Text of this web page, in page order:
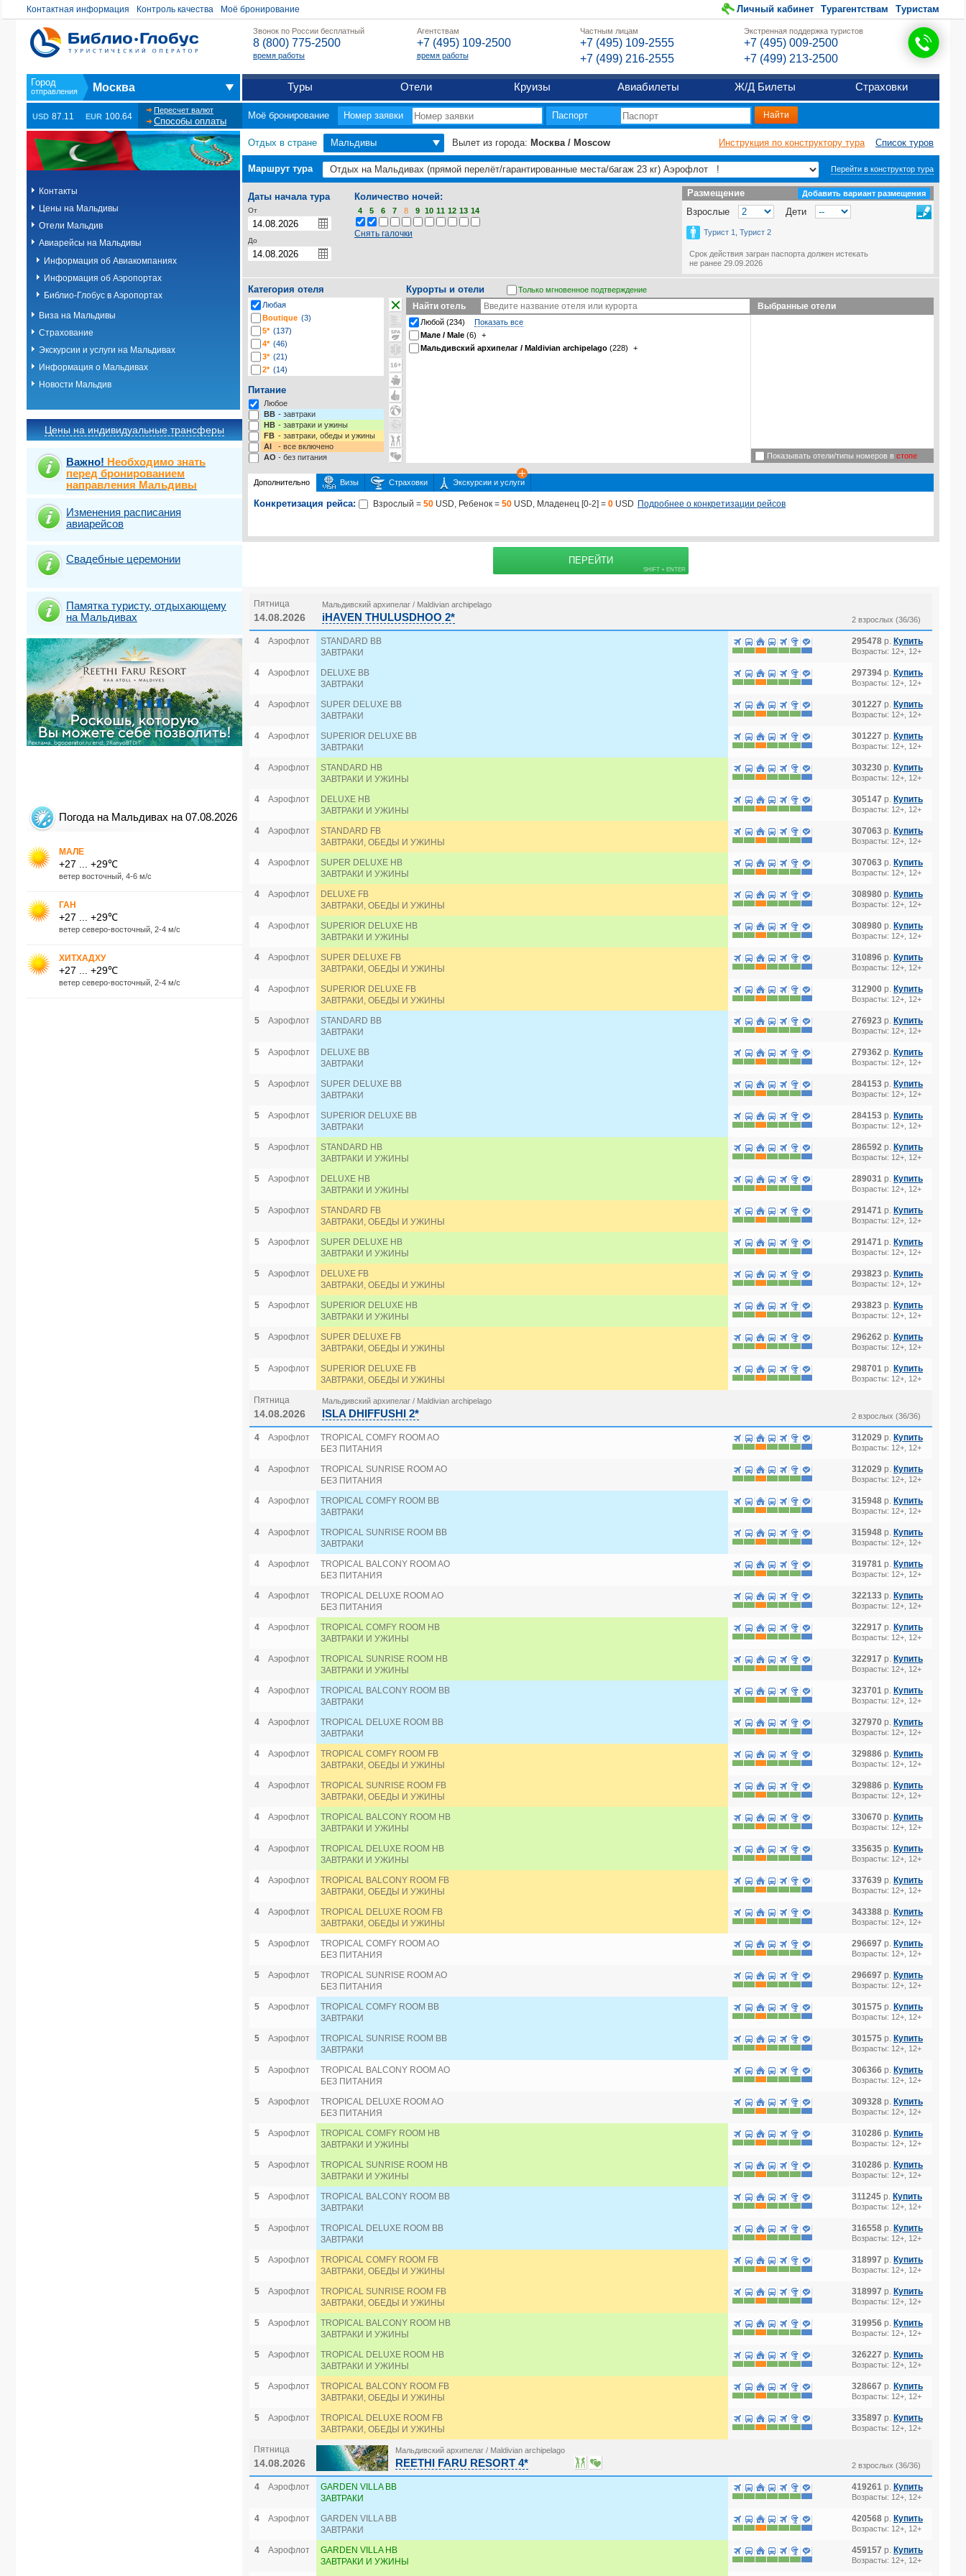
Контактная информация Контроль качества Моё бронирование Личный кабинет Турагентствам Туристам
Звонок по России бесплатный
8 (800) 775-2500
время работы
Агентствам
+7 (495) 109-2500
время работы
Частным лицам
+7 (495) 109-2555
+7 (499) 216-2555
Экстренная поддержка туристов
+7 (495) 009-2500
+7 (499) 213-2500
Москва Туры Отели Круизы Авиабилеты Ж/Д Билеты Страховки
USD 87.11 EUR 100.64
Пересчет валют
Способы оплаты
Моё бронирование Номер заявки Паспорт
Контакты
Цены на Мальдивы
Отели Мальдив
Авиарейсы на Мальдивы
Информация об Авиакомпаниях
Информация об Аэропортах
Библио-Глобус в Аэропортах
Виза на Мальдивы
Страхование
Экскурсии и услуги на Мальдивах
Информация о Мальдивах
Новости Мальдив
Цены на индивидуальные трансферы
Важно! Необходимо знать
перед бронированием
направления Мальдивы
Изменения расписания
авиарейсов
Свадебные церемонии
Памятка туристу, отдыхающему
на Мальдивах
Погода на Мальдивах на 07.08.2026
МАЛЕ
+27 ... +29℃
ветер восточный, 4-6 м/с
ГАН
+27 ... +29℃
ветер северо-восточный, 2-4 м/с
ХИТХАДХУ
+27 ... +29℃
ветер северо-восточный, 2-4 м/с
Отдых в стране Мальдивы Вылет из города: Москва / Moscow Инструкция по конструктору тура Список туров
Маршрут тура Перейти в конструктор тура
Даты начала тура
От
До
Размещение
Размещение Добавить вариант размещения
Взрослые Дети
Турист 1, Турист 2
Срок действия загран паспорта должен истекать
не ранее 29.09.2026
Количество ночей:
4 5 6 7 8 9 10 11 12 13 14
Снять галочки
Категория отеля
Любая
Boutique (3)
5* (137)
4* (46)
3* (21)
2* (14)
Питание
Любое
BB - завтраки
HB - завтраки и ужины
FB - завтраки, обеды и ужины
AI
- все включено
AO - без питания
Только мгновенное подтверждение
Показывать отели/типы номеров в стопе
Выбранные отели
Курорты и отели
Найти отель
Любой (234)
Показать все
Мале / Male (6)
+
Мальдивский архипелаг / Maldivian archipelago (228) +
Дополнительно Визы Страховки Экскурсии и услуги
Конкретизация рейса: Взрослый = 50 USD, Ребенок = 50 USD, Младенец [0-2] = 0 USD Подробнее о конкретизации рейсов
ПЕРЕЙТИ
Пятница
14.08.2026
Мальдивский архипелаг / Maldivian archipelago
iHAVEN THULUSDHOO 2* 2 взрослых (36/36)
4 Аэрофлот
STANDARD BB
ЗАВТРАКИ
295478 р. Купить
Возрасты: 12+, 12+
4 Аэрофлот
DELUXE BB
ЗАВТРАКИ
297394 р. Купить
Возрасты: 12+, 12+
4 Аэрофлот
SUPER DELUXE BB
ЗАВТРАКИ
301227 р. Купить
Возрасты: 12+, 12+
4 Аэрофлот
SUPERIOR DELUXE BB
ЗАВТРАКИ
301227 р. Купить
Возрасты: 12+, 12+
4 Аэрофлот
STANDARD HB
ЗАВТРАКИ И УЖИНЫ
303230 р. Купить
Возрасты: 12+, 12+
4 Аэрофлот
DELUXE HB
ЗАВТРАКИ И УЖИНЫ
305147 р. Купить
Возрасты: 12+, 12+
4 Аэрофлот
STANDARD FB
ЗАВТРАКИ, ОБЕДЫ И УЖИНЫ
307063 р. Купить
Возрасты: 12+, 12+
4 Аэрофлот
SUPER DELUXE HB
ЗАВТРАКИ И УЖИНЫ
307063 р. Купить
Возрасты: 12+, 12+
4 Аэрофлот
DELUXE FB
ЗАВТРАКИ, ОБЕДЫ И УЖИНЫ
308980 р. Купить
Возрасты: 12+, 12+
4 Аэрофлот
SUPERIOR DELUXE HB
ЗАВТРАКИ И УЖИНЫ
308980 р. Купить
Возрасты: 12+, 12+
4 Аэрофлот
SUPER DELUXE FB
ЗАВТРАКИ, ОБЕДЫ И УЖИНЫ
310896 р. Купить
Возрасты: 12+, 12+
4 Аэрофлот
SUPERIOR DELUXE FB
ЗАВТРАКИ, ОБЕДЫ И УЖИНЫ
312900 р. Купить
Возрасты: 12+, 12+
5 Аэрофлот
STANDARD BB
ЗАВТРАКИ
276923 р. Купить
Возрасты: 12+, 12+
5 Аэрофлот
DELUXE BB
ЗАВТРАКИ
279362 р. Купить
Возрасты: 12+, 12+
5 Аэрофлот
SUPER DELUXE BB
ЗАВТРАКИ
284153 р. Купить
Возрасты: 12+, 12+
5 Аэрофлот
SUPERIOR DELUXE BB
ЗАВТРАКИ
284153 р. Купить
Возрасты: 12+, 12+
5 Аэрофлот
STANDARD HB
ЗАВТРАКИ И УЖИНЫ
286592 р. Купить
Возрасты: 12+, 12+
5 Аэрофлот
DELUXE HB
ЗАВТРАКИ И УЖИНЫ
289031 р. Купить
Возрасты: 12+, 12+
5 Аэрофлот
STANDARD FB
ЗАВТРАКИ, ОБЕДЫ И УЖИНЫ
291471 р. Купить
Возрасты: 12+, 12+
5 Аэрофлот
SUPER DELUXE HB
ЗАВТРАКИ И УЖИНЫ
291471 р. Купить
Возрасты: 12+, 12+
5 Аэрофлот
DELUXE FB
ЗАВТРАКИ, ОБЕДЫ И УЖИНЫ
293823 р. Купить
Возрасты: 12+, 12+
5 Аэрофлот
SUPERIOR DELUXE HB
ЗАВТРАКИ И УЖИНЫ
293823 р. Купить
Возрасты: 12+, 12+
5 Аэрофлот
SUPER DELUXE FB
ЗАВТРАКИ, ОБЕДЫ И УЖИНЫ
296262 р. Купить
Возрасты: 12+, 12+
5 Аэрофлот
SUPERIOR DELUXE FB
ЗАВТРАКИ, ОБЕДЫ И УЖИНЫ
298701 р. Купить
Возрасты: 12+, 12+
Пятница
14.08.2026
Мальдивский архипелаг / Maldivian archipelago
ISLA DHIFFUSHI 2* 2 взрослых (36/36)
4 Аэрофлот
TROPICAL COMFY ROOM AO
БЕЗ ПИТАНИЯ
312029 р. Купить
Возрасты: 12+, 12+
4 Аэрофлот
TROPICAL SUNRISE ROOM AO
БЕЗ ПИТАНИЯ
312029 р. Купить
Возрасты: 12+, 12+
4 Аэрофлот
TROPICAL COMFY ROOM BB
ЗАВТРАКИ
315948 р. Купить
Возрасты: 12+, 12+
4 Аэрофлот
TROPICAL SUNRISE ROOM BB
ЗАВТРАКИ
315948 р. Купить
Возрасты: 12+, 12+
4 Аэрофлот
TROPICAL BALCONY ROOM AO
БЕЗ ПИТАНИЯ
319781 р. Купить
Возрасты: 12+, 12+
4 Аэрофлот
TROPICAL DELUXE ROOM AO
БЕЗ ПИТАНИЯ
322133 р. Купить
Возрасты: 12+, 12+
4 Аэрофлот
TROPICAL COMFY ROOM HB
ЗАВТРАКИ И УЖИНЫ
322917 р. Купить
Возрасты: 12+, 12+
4 Аэрофлот
TROPICAL SUNRISE ROOM HB
ЗАВТРАКИ И УЖИНЫ
322917 р. Купить
Возрасты: 12+, 12+
4 Аэрофлот
TROPICAL BALCONY ROOM BB
ЗАВТРАКИ
323701 р. Купить
Возрасты: 12+, 12+
4 Аэрофлот
TROPICAL DELUXE ROOM BB
ЗАВТРАКИ
327970 р. Купить
Возрасты: 12+, 12+
4 Аэрофлот
TROPICAL COMFY ROOM FB
ЗАВТРАКИ, ОБЕДЫ И УЖИНЫ
329886 р. Купить
Возрасты: 12+, 12+
4 Аэрофлот
TROPICAL SUNRISE ROOM FB
ЗАВТРАКИ, ОБЕДЫ И УЖИНЫ
329886 р. Купить
Возрасты: 12+, 12+
4 Аэрофлот
TROPICAL BALCONY ROOM HB
ЗАВТРАКИ И УЖИНЫ
330670 р. Купить
Возрасты: 12+, 12+
4 Аэрофлот
TROPICAL DELUXE ROOM HB
ЗАВТРАКИ И УЖИНЫ
335635 р. Купить
Возрасты: 12+, 12+
4 Аэрофлот
TROPICAL BALCONY ROOM FB
ЗАВТРАКИ, ОБЕДЫ И УЖИНЫ
337639 р. Купить
Возрасты: 12+, 12+
4 Аэрофлот
TROPICAL DELUXE ROOM FB
ЗАВТРАКИ, ОБЕДЫ И УЖИНЫ
343388 р. Купить
Возрасты: 12+, 12+
5 Аэрофлот
TROPICAL COMFY ROOM AO
БЕЗ ПИТАНИЯ
296697 р. Купить
Возрасты: 12+, 12+
5 Аэрофлот
TROPICAL SUNRISE ROOM AO
БЕЗ ПИТАНИЯ
296697 р. Купить
Возрасты: 12+, 12+
5 Аэрофлот
TROPICAL COMFY ROOM BB
ЗАВТРАКИ
301575 р. Купить
Возрасты: 12+, 12+
5 Аэрофлот
TROPICAL SUNRISE ROOM BB
ЗАВТРАКИ
301575 р. Купить
Возрасты: 12+, 12+
5 Аэрофлот
TROPICAL BALCONY ROOM AO
БЕЗ ПИТАНИЯ
306366 р. Купить
Возрасты: 12+, 12+
5 Аэрофлот
TROPICAL DELUXE ROOM AO
БЕЗ ПИТАНИЯ
309328 р. Купить
Возрасты: 12+, 12+
5 Аэрофлот
TROPICAL COMFY ROOM HB
ЗАВТРАКИ И УЖИНЫ
310286 р. Купить
Возрасты: 12+, 12+
5 Аэрофлот
TROPICAL SUNRISE ROOM HB
ЗАВТРАКИ И УЖИНЫ
310286 р. Купить
Возрасты: 12+, 12+
5 Аэрофлот
TROPICAL BALCONY ROOM BB
ЗАВТРАКИ
311245 р. Купить
Возрасты: 12+, 12+
5 Аэрофлот
TROPICAL DELUXE ROOM BB
ЗАВТРАКИ
316558 р. Купить
Возрасты: 12+, 12+
5 Аэрофлот
TROPICAL COMFY ROOM FB
ЗАВТРАКИ, ОБЕДЫ И УЖИНЫ
318997 р. Купить
Возрасты: 12+, 12+
5 Аэрофлот
TROPICAL SUNRISE ROOM FB
ЗАВТРАКИ, ОБЕДЫ И УЖИНЫ
318997 р. Купить
Возрасты: 12+, 12+
5 Аэрофлот
TROPICAL BALCONY ROOM HB
ЗАВТРАКИ И УЖИНЫ
319956 р. Купить
Возрасты: 12+, 12+
5 Аэрофлот
TROPICAL DELUXE ROOM HB
ЗАВТРАКИ И УЖИНЫ
326227 р. Купить
Возрасты: 12+, 12+
5 Аэрофлот
TROPICAL BALCONY ROOM FB
ЗАВТРАКИ, ОБЕДЫ И УЖИНЫ
328667 р. Купить
Возрасты: 12+, 12+
5 Аэрофлот
TROPICAL DELUXE ROOM FB
ЗАВТРАКИ, ОБЕДЫ И УЖИНЫ
335897 р. Купить
Возрасты: 12+, 12+
Пятница
14.08.2026
Мальдивский архипелаг / Maldivian archipelago
REETHI FARU RESORT 4* 2 взрослых (36/36)
4 Аэрофлот
GARDEN VILLA BB
ЗАВТРАКИ
419261 р. Купить
Возрасты: 12+, 12+
4 Аэрофлот
GARDEN VILLA BB
ЗАВТРАКИ
420568 р. Купить
Возрасты: 12+, 12+
4 Аэрофлот
GARDEN VILLA HB
ЗАВТРАКИ И УЖИНЫ
459157 р. Купить
Возрасты: 12+, 12+